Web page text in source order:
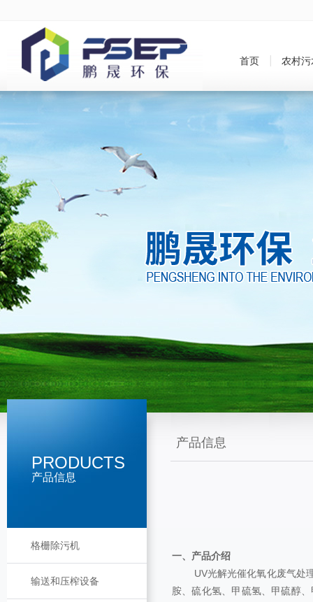
首页 农村
PRODUCTS
产品信息
格栅除污机
输送和压榨设备
产品信息
一、产品介绍
UV光解光催化氧化废气处理
胺、硫化氢、甲硫氢、甲硫醇